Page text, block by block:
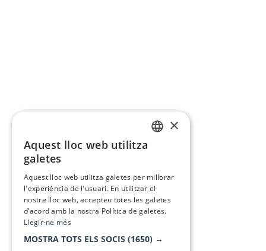
×
Aquest lloc web utilitza
galetes
Aquest lloc web utilitza galetes per millorar
l'experiència de l'usuari. En utilitzar el
nostre lloc web, accepteu totes les galetes
d’acord amb la nostra Política de galetes.
Llegir-ne més
MOSTRA TOTS ELS SOCIS (1650) →